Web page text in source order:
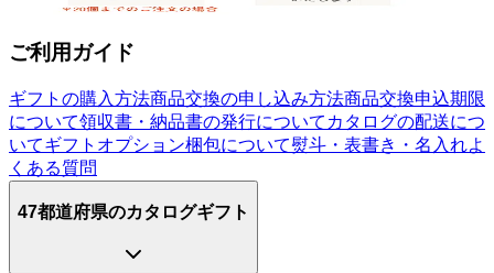
ご利用ガイド
ギフトの購入方法商品交換の申し込み方法商品交換申込期限
について領収書・納品書の発行について カタログの配送につ
いてギフトオプション梱包について熨斗・表書き・名入れよ
くある質問
47都道府県のカタログギフト